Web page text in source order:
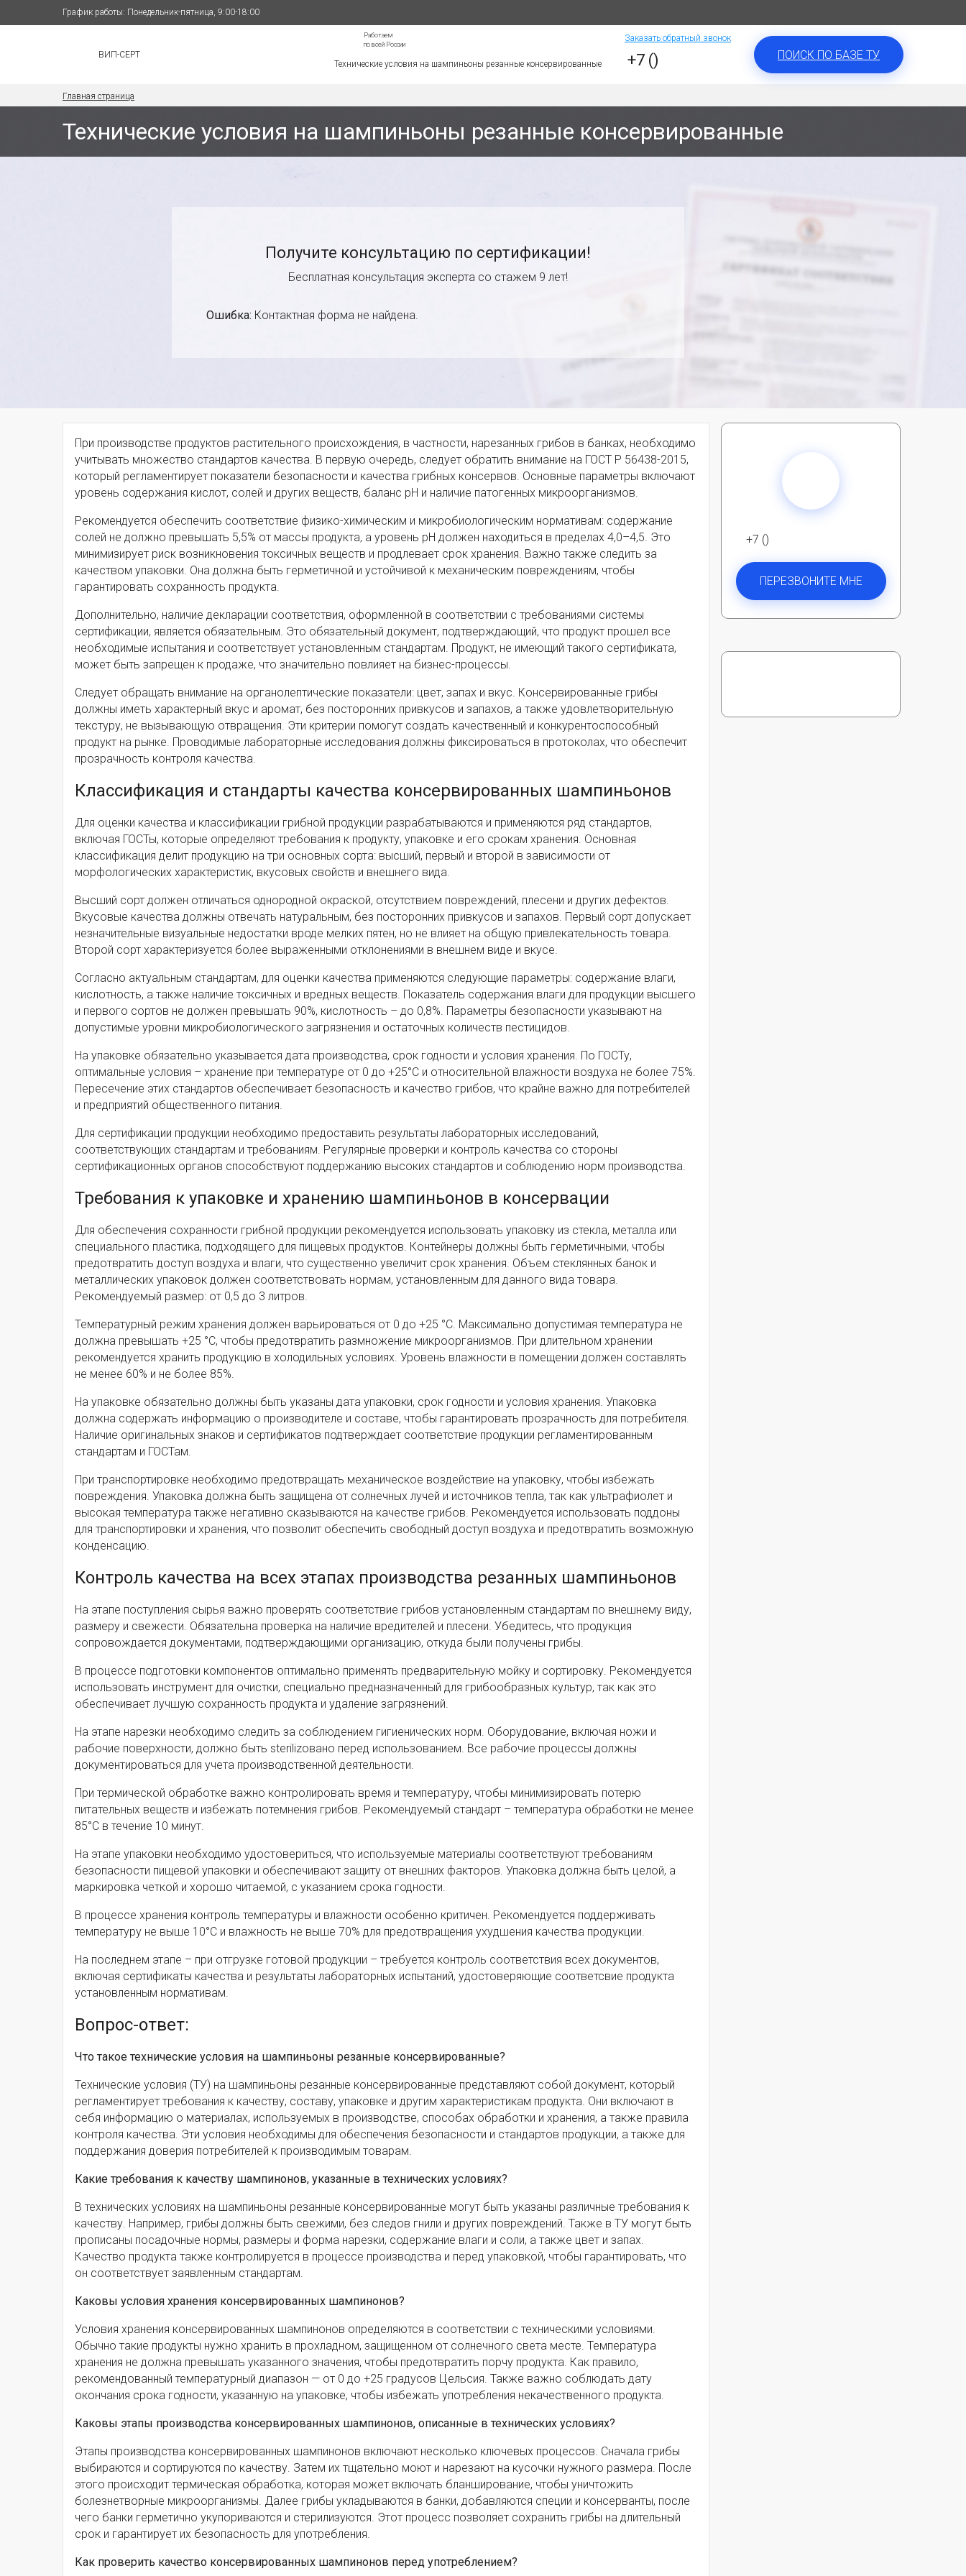
График работы: Понедельник-пятница, 9:00-18:00
ВИП-СЕРТ
Работаем
по всей России
Технические условия на шампиньоны резанные консервированные
Заказать обратный звонок
+7 () ПОИСК ПО БАЗЕ ТУ
Главная страница
Технические условия на шампиньоны резанные консервированные
Получите консультацию по сертификации!
Бесплатная консультация эксперта со стажем 9 лет!
Ошибка: Контактная форма не найдена.
При производстве продуктов растительного происхождения, в частности, нарезанных грибов в банках, необходимо
учитывать множество стандартов качества. В первую очередь, следует обратить внимание на ГОСТ Р 56438-2015,
который регламентирует показатели безопасности и качества грибных консервов. Основные параметры включают
уровень содержания кислот, солей и других веществ, баланс рН и наличие патогенных микроорганизмов.
Рекомендуется обеспечить соответствие физико-химическим и микробиологическим нормативам: содержание
солей не должно превышать 5,5% от массы продукта, а уровень pH должен находиться в пределах 4,0–4,5. Это
минимизирует риск возникновения токсичных веществ и продлевает срок хранения. Важно также следить за
качеством упаковки. Она должна быть герметичной и устойчивой к механическим повреждениям, чтобы
гарантировать сохранность продукта.
Дополнительно, наличие декларации соответствия, оформленной в соответствии с требованиями системы
сертификации, является обязательным. Это обязательный документ, подтверждающий, что продукт прошел все
необходимые испытания и соответствует установленным стандартам. Продукт, не имеющий такого сертификата,
может быть запрещен к продаже, что значительно повлияет на бизнес-процессы.
Следует обращать внимание на органолептические показатели: цвет, запах и вкус. Консервированные грибы
должны иметь характерный вкус и аромат, без посторонних привкусов и запахов, а также удовлетворительную
текстуру, не вызывающую отвращения. Эти критерии помогут создать качественный и конкурентоспособный
продукт на рынке. Проводимые лабораторные исследования должны фиксироваться в протоколах, что обеспечит
прозрачность контроля качества.
Классификация и стандарты качества консервированных шампиньонов
Для оценки качества и классификации грибной продукции разрабатываются и применяются ряд стандартов,
включая ГОСТы, которые определяют требования к продукту, упаковке и его срокам хранения. Основная
классификация делит продукцию на три основных сорта: высший, первый и второй в зависимости от
морфологических характеристик, вкусовых свойств и внешнего вида.
Высший сорт должен отличаться однородной окраской, отсутствием повреждений, плесени и других дефектов.
Вкусовые качества должны отвечать натуральным, без посторонних привкусов и запахов. Первый сорт допускает
незначительные визуальные недостатки вроде мелких пятен, но не влияет на общую привлекательность товара.
Второй сорт характеризуется более выраженными отклонениями в внешнем виде и вкусе.
Согласно актуальным стандартам, для оценки качества применяются следующие параметры: содержание влаги,
кислотность, а также наличие токсичных и вредных веществ. Показатель содержания влаги для продукции высшего
и первого сортов не должен превышать 90%, кислотность – до 0,8%. Параметры безопасности указывают на
допустимые уровни микробиологического загрязнения и остаточных количеств пестицидов.
На упаковке обязательно указывается дата производства, срок годности и условия хранения. По ГОСТу,
оптимальные условия – хранение при температуре от 0 до +25°C и относительной влажности воздуха не более 75%.
Пересечение этих стандартов обеспечивает безопасность и качество грибов, что крайне важно для потребителей
и предприятий общественного питания.
Для сертификации продукции необходимо предоставить результаты лабораторных исследований,
соответствующих стандартам и требованиям. Регулярные проверки и контроль качества со стороны
сертификационных органов способствуют поддержанию высоких стандартов и соблюдению норм производства.
Требования к упаковке и хранению шампиньонов в консервации
Для обеспечения сохранности грибной продукции рекомендуется использовать упаковку из стекла, металла или
специального пластика, подходящего для пищевых продуктов. Контейнеры должны быть герметичными, чтобы
предотвратить доступ воздуха и влаги, что существенно увеличит срок хранения. Объем стеклянных банок и
металлических упаковок должен соответствовать нормам, установленным для данного вида товара.
Рекомендуемый размер: от 0,5 до 3 литров.
Температурный режим хранения должен варьироваться от 0 до +25 °C. Максимально допустимая температура не
должна превышать +25 °C, чтобы предотвратить размножение микроорганизмов. При длительном хранении
рекомендуется хранить продукцию в холодильных условиях. Уровень влажности в помещении должен составлять
не менее 60% и не более 85%.
На упаковке обязательно должны быть указаны дата упаковки, срок годности и условия хранения. Упаковка
должна содержать информацию о производителе и составе, чтобы гарантировать прозрачность для потребителя.
Наличие оригинальных знаков и сертификатов подтверждает соответствие продукции регламентированным
стандартам и ГОСТам.
При транспортировке необходимо предотвращать механическое воздействие на упаковку, чтобы избежать
повреждения. Упаковка должна быть защищена от солнечных лучей и источников тепла, так как ультрафиолет и
высокая температура также негативно сказываются на качестве грибов. Рекомендуется использовать поддоны
для транспортировки и хранения, что позволит обеспечить свободный доступ воздуха и предотвратить возможную
конденсацию.
Контроль качества на всех этапах производства резанных шампиньонов
На этапе поступления сырья важно проверять соответствие грибов установленным стандартам по внешнему виду,
размеру и свежести. Обязательна проверка на наличие вредителей и плесени. Убедитесь, что продукция
сопровождается документами, подтверждающими организацию, откуда были получены грибы.
В процессе подготовки компонентов оптимально применять предварительную мойку и сортировку. Рекомендуется
использовать инструмент для очистки, специально предназначенный для грибообразных культур, так как это
обеспечивает лучшую сохранность продукта и удаление загрязнений.
На этапе нарезки необходимо следить за соблюдением гигиенических норм. Оборудование, включая ножи и
рабочие поверхности, должно быть sterilizовано перед использованием. Все рабочие процессы должны
документироваться для учета производственной деятельности.
При термической обработке важно контролировать время и температуру, чтобы минимизировать потерю
питательных веществ и избежать потемнения грибов. Рекомендуемый стандарт – температура обработки не менее
85°C в течение 10 минут.
На этапе упаковки необходимо удостовериться, что используемые материалы соответствуют требованиям
безопасности пищевой упаковки и обеспечивают защиту от внешних факторов. Упаковка должна быть целой, а
маркировка четкой и хорошо читаемой, с указанием срока годности.
В процессе хранения контроль температуры и влажности особенно критичен. Рекомендуется поддерживать
температуру не выше 10°C и влажность не выше 70% для предотвращения ухудшения качества продукции.
На последнем этапе – при отгрузке готовой продукции – требуется контроль соответствия всех документов,
включая сертификаты качества и результаты лабораторных испытаний, удостоверяющие соответсвие продукта
установленным нормативам.
Вопрос-ответ:
Что такое технические условия на шампиньоны резанные консервированные?
Технические условия (ТУ) на шампиньоны резанные консервированные представляют собой документ, который
регламентирует требования к качеству, составу, упаковке и другим характеристикам продукта. Они включают в
себя информацию о материалах, используемых в производстве, способах обработки и хранения, а также правила
контроля качества. Эти условия необходимы для обеспечения безопасности и стандартов продукции, а также для
поддержания доверия потребителей к производимым товарам.
Какие требования к качеству шампинонов, указанные в технических условиях?
В технических условиях на шампиньоны резанные консервированные могут быть указаны различные требования к
качеству. Например, грибы должны быть свежими, без следов гнили и других повреждений. Также в ТУ могут быть
прописаны посадочные нормы, размеры и форма нарезки, содержание влаги и соли, а также цвет и запах.
Качество продукта также контролируется в процессе производства и перед упаковкой, чтобы гарантировать, что
он соответствует заявленным стандартам.
Каковы условия хранения консервированных шампинонов?
Условия хранения консервированных шампинонов определяются в соответствии с техническими условиями.
Обычно такие продукты нужно хранить в прохладном, защищенном от солнечного света месте. Температура
хранения не должна превышать указанного значения, чтобы предотвратить порчу продукта. Как правило,
рекомендованный температурный диапазон — от 0 до +25 градусов Цельсия. Также важно соблюдать дату
окончания срока годности, указанную на упаковке, чтобы избежать употребления некачественного продукта.
Каковы этапы производства консервированных шампинонов, описанные в технических условиях?
Этапы производства консервированных шампинонов включают несколько ключевых процессов. Сначала грибы
выбираются и сортируются по качеству. Затем их тщательно моют и нарезают на кусочки нужного размера. После
этого происходит термическая обработка, которая может включать бланширование, чтобы уничтожить
болезнетворные микроорганизмы. Далее грибы укладываются в банки, добавляются специи и консерванты, после
чего банки герметично укупориваются и стерилизуются. Этот процесс позволяет сохранить грибы на длительный
срок и гарантирует их безопасность для употребления.
Как проверить качество консервированных шампинонов перед употреблением?
+7 ()
ПЕРЕЗВОНИТЕ МНЕ